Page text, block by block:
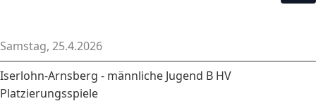
Samstag, 25.4.2026
Iserlohn-Arnsberg - männliche Jugend B HV
Platzierungsspiele